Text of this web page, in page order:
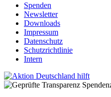
Spenden
Newsletter
Downloads
Impressum
Datenschutz
Schutzrichtlinie
Intern